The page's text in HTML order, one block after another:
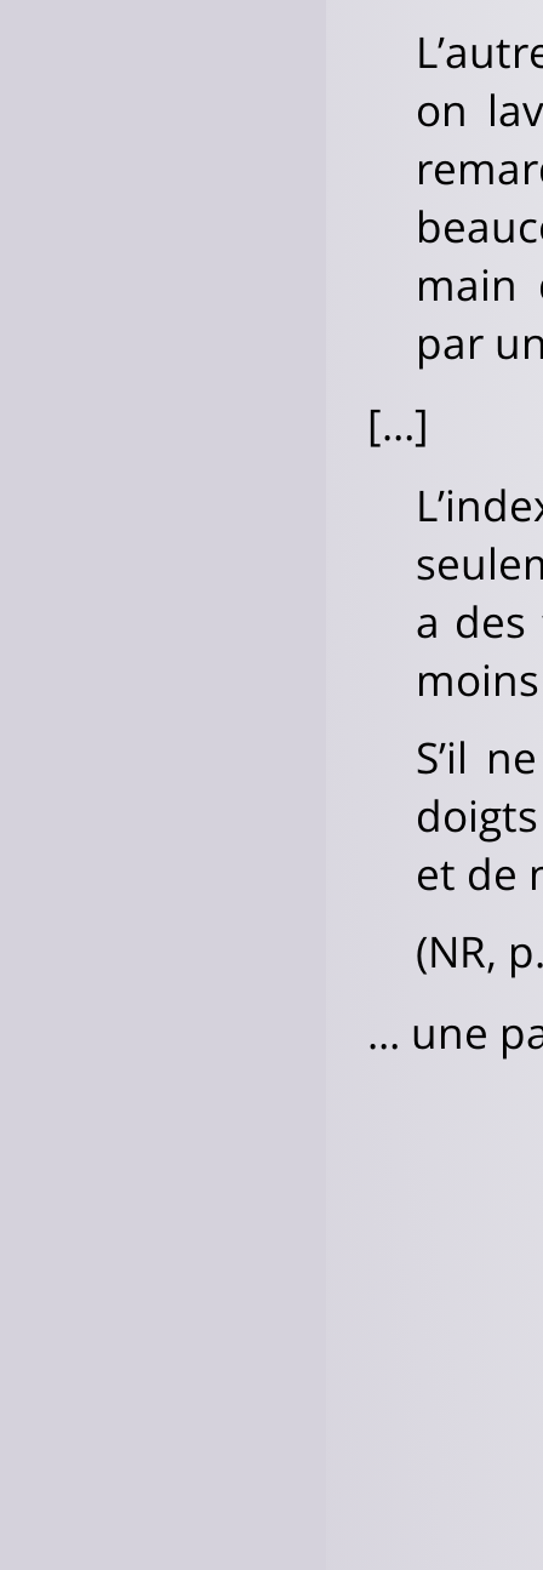
on
main
par
[…]
a
S’il
et de
(NR,
… une